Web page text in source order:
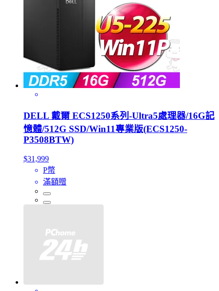
DELL 戴爾 ECS1250系列-Ultra5處理器/16G記
憶體/512G SSD/Win11專業版(ECS1250-
P3508BTW)
$31,999
P幣
滿額贈